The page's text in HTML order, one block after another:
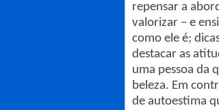
repensar a
valorizar – e
como ele é;
destacar as
uma pessoa da
beleza. Em
de autoestima